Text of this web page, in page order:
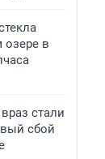
озере в
стали
сбой